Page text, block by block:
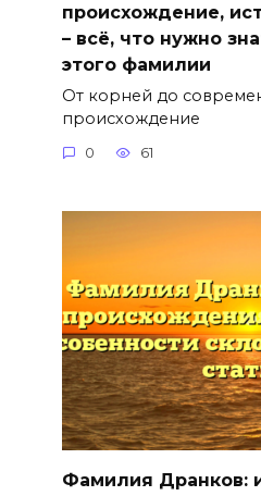
происхождение,
– всё, что нужно
этого фамилии
От корней до
происхождение
0 61
Фамилия Дранков: